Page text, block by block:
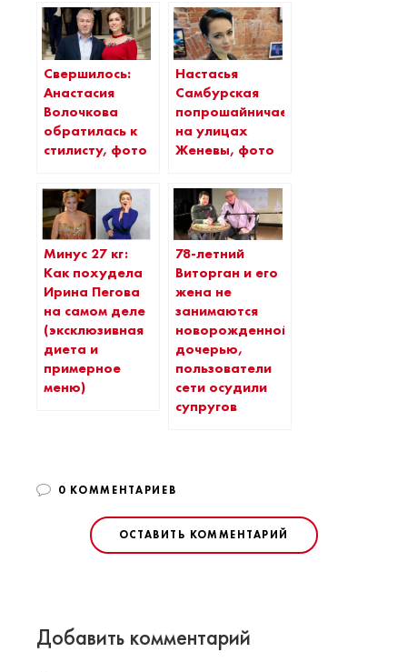
Свершилось:
Анастасия
Волочкова
обратилась к
стилисту, фото
Настасья
Самбурская
попрошайничает
на улицах
Женевы, фото
Минус 27 кг:
Как похудела
Ирина Пегова
на самом деле
(эксклюзивная
диета и
примерное
меню)
78-летний
Виторган и его
жена не
занимаются
новорожденной
дочерью,
пользователи
сети осудили
супругов
0 КОММЕНТАРИЕВ
ОСТАВИТЬ КОММЕНТАРИЙ
Добавить комментарий